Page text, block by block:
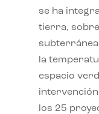
se ha
tierra,
la
espacio
los 25